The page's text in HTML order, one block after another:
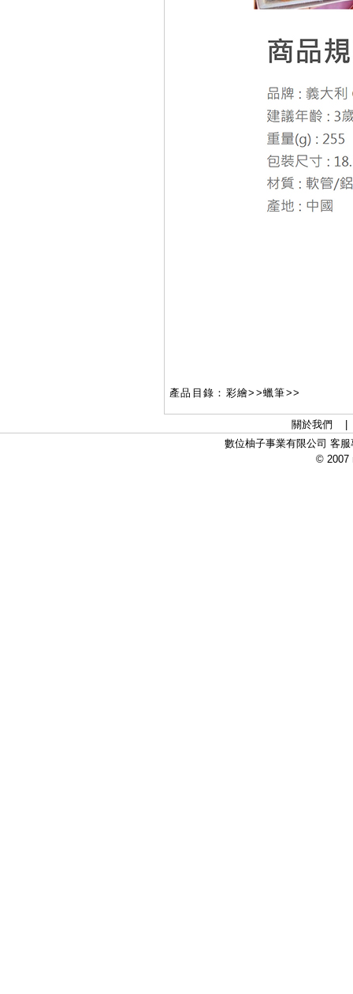
產品目錄：彩繪>>蠟筆>>
關於我們
數位柚子事業有限公司 客
© 2007